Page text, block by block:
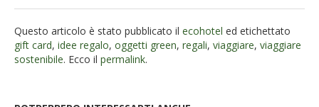
Questo articolo è stato pubblicato il ecohotel ed etichettato
gift card, idee regalo, oggetti green, regali, viaggiare, viaggiare
sostenibile. Ecco il permalink.